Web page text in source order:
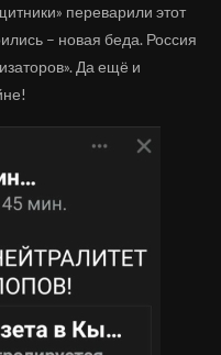
переварили этот
– новая беда. Россия
Да ещё и